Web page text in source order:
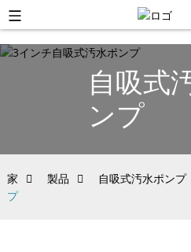
自吸式
ンプ
家 製品 自吸式汚水ポンプ
プ